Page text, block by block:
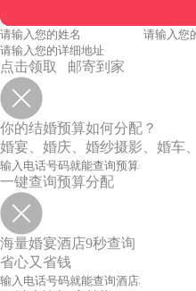
点击领取 邮寄到家
你的结婚预算如何分配？
婚宴、婚庆、婚纱摄影、婚车
一键查询预算分配
海量婚宴酒店9秒查询
省心又省钱